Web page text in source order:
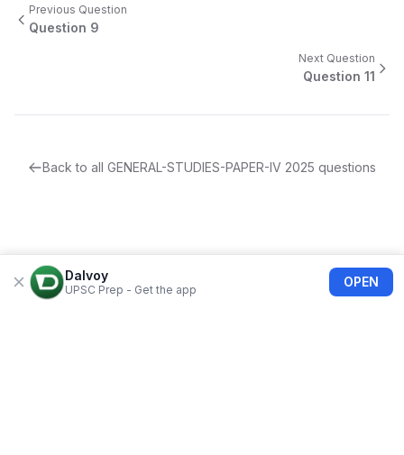
Previous Question
Question 9
Next Question
Question 11
Back to all GENERAL-STUDIES-PAPER-IV 2025 questions
Dalvoy
UPSC Prep - Get the app
OPEN